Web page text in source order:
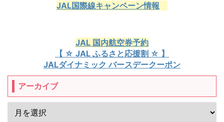
JAL国際線キャンペーン情報
JAL 国内航空券予約
【 ☆ JAL ふるさと応援割 ☆ 】
JALダイナミック バースデークーポン
アーカイブ